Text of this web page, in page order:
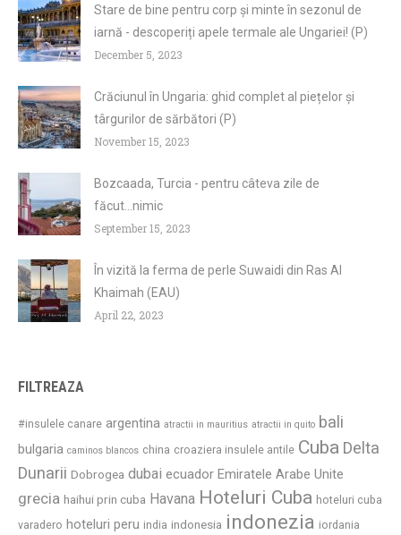
Stare de bine pentru corp și minte în sezonul de
iarnă - descoperiți apele termale ale Ungariei! (P)
December 5, 2023
Crăciunul în Ungaria: ghid complet al piețelor și
târgurilor de sărbători (P)
November 15, 2023
Bozcaada, Turcia - pentru câteva zile de
făcut...nimic
September 15, 2023
În vizită la ferma de perle Suwaidi din Ras Al
Khaimah (EAU)
April 22, 2023
FILTREAZA
#insulele canare argentina atractii in mauritius atractii in quito bali
bulgaria caminos blancos china croaziera insulele antile Cuba Delta
Dunarii Dobrogea dubai ecuador Emiratele Arabe Unite
grecia haihui prin cuba Havana Hoteluri Cuba hoteluri cuba
varadero hoteluri peru india indonesia indonezia iordania